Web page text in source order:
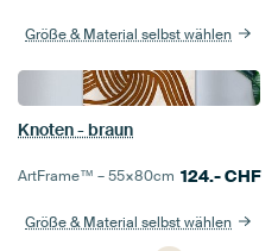
Größe & Material selbst wählen
Knoten - braun
ArtFrame™ –55×80cm 124.-CHF
Größe & Material selbst wählen